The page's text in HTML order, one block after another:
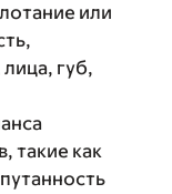
или
губ,
такие как